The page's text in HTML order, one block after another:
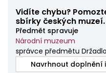
Vidíte chybu?
sbírky českých muzeí.
Předmět spravuje
Národní muzeum
správce předmětu
Navrhnout doplnění